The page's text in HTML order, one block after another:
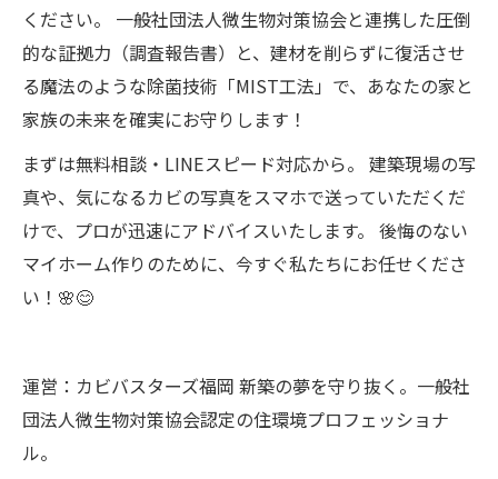
ください。 一般社団法人微生物対策協会と連携した圧倒
的な証拠力（調査報告書）と、建材を削らずに復活させ
る魔法のような除菌技術「MIST工法」で、あなたの家と
家族の未来を確実にお守りします！
まずは無料相談・LINEスピード対応から。 建築現場の写
真や、気になるカビの写真をスマホで送っていただくだ
けで、プロが迅速にアドバイスいたします。 後悔のない
マイホーム作りのために、今すぐ私たちにお任せくださ
い！🌸😊
運営：カビバスターズ福岡 新築の夢を守り抜く。一般社
団法人微生物対策協会認定の住環境プロフェッショナ
ル。